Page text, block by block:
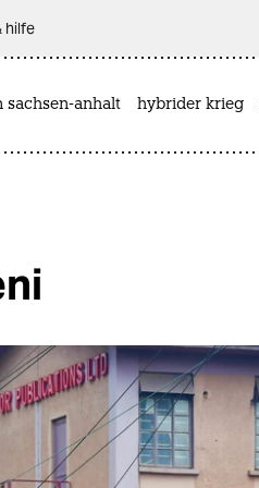
hilfe
sachsen-anhalt hybrider krieg